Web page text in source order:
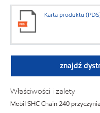
Karta produktu
znajdź
Właściwości i zalety
Mobil SHC Chain 240